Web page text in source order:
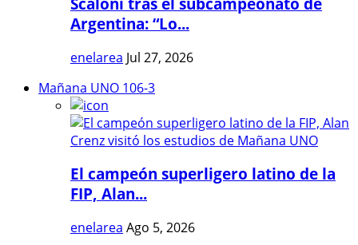
Argentina: “Lo...
enelarea Jul 27, 2026
Mañana UNO 106-3
El campeón superligero latino de la
FIP, Alan...
enelarea Ago 5, 2026